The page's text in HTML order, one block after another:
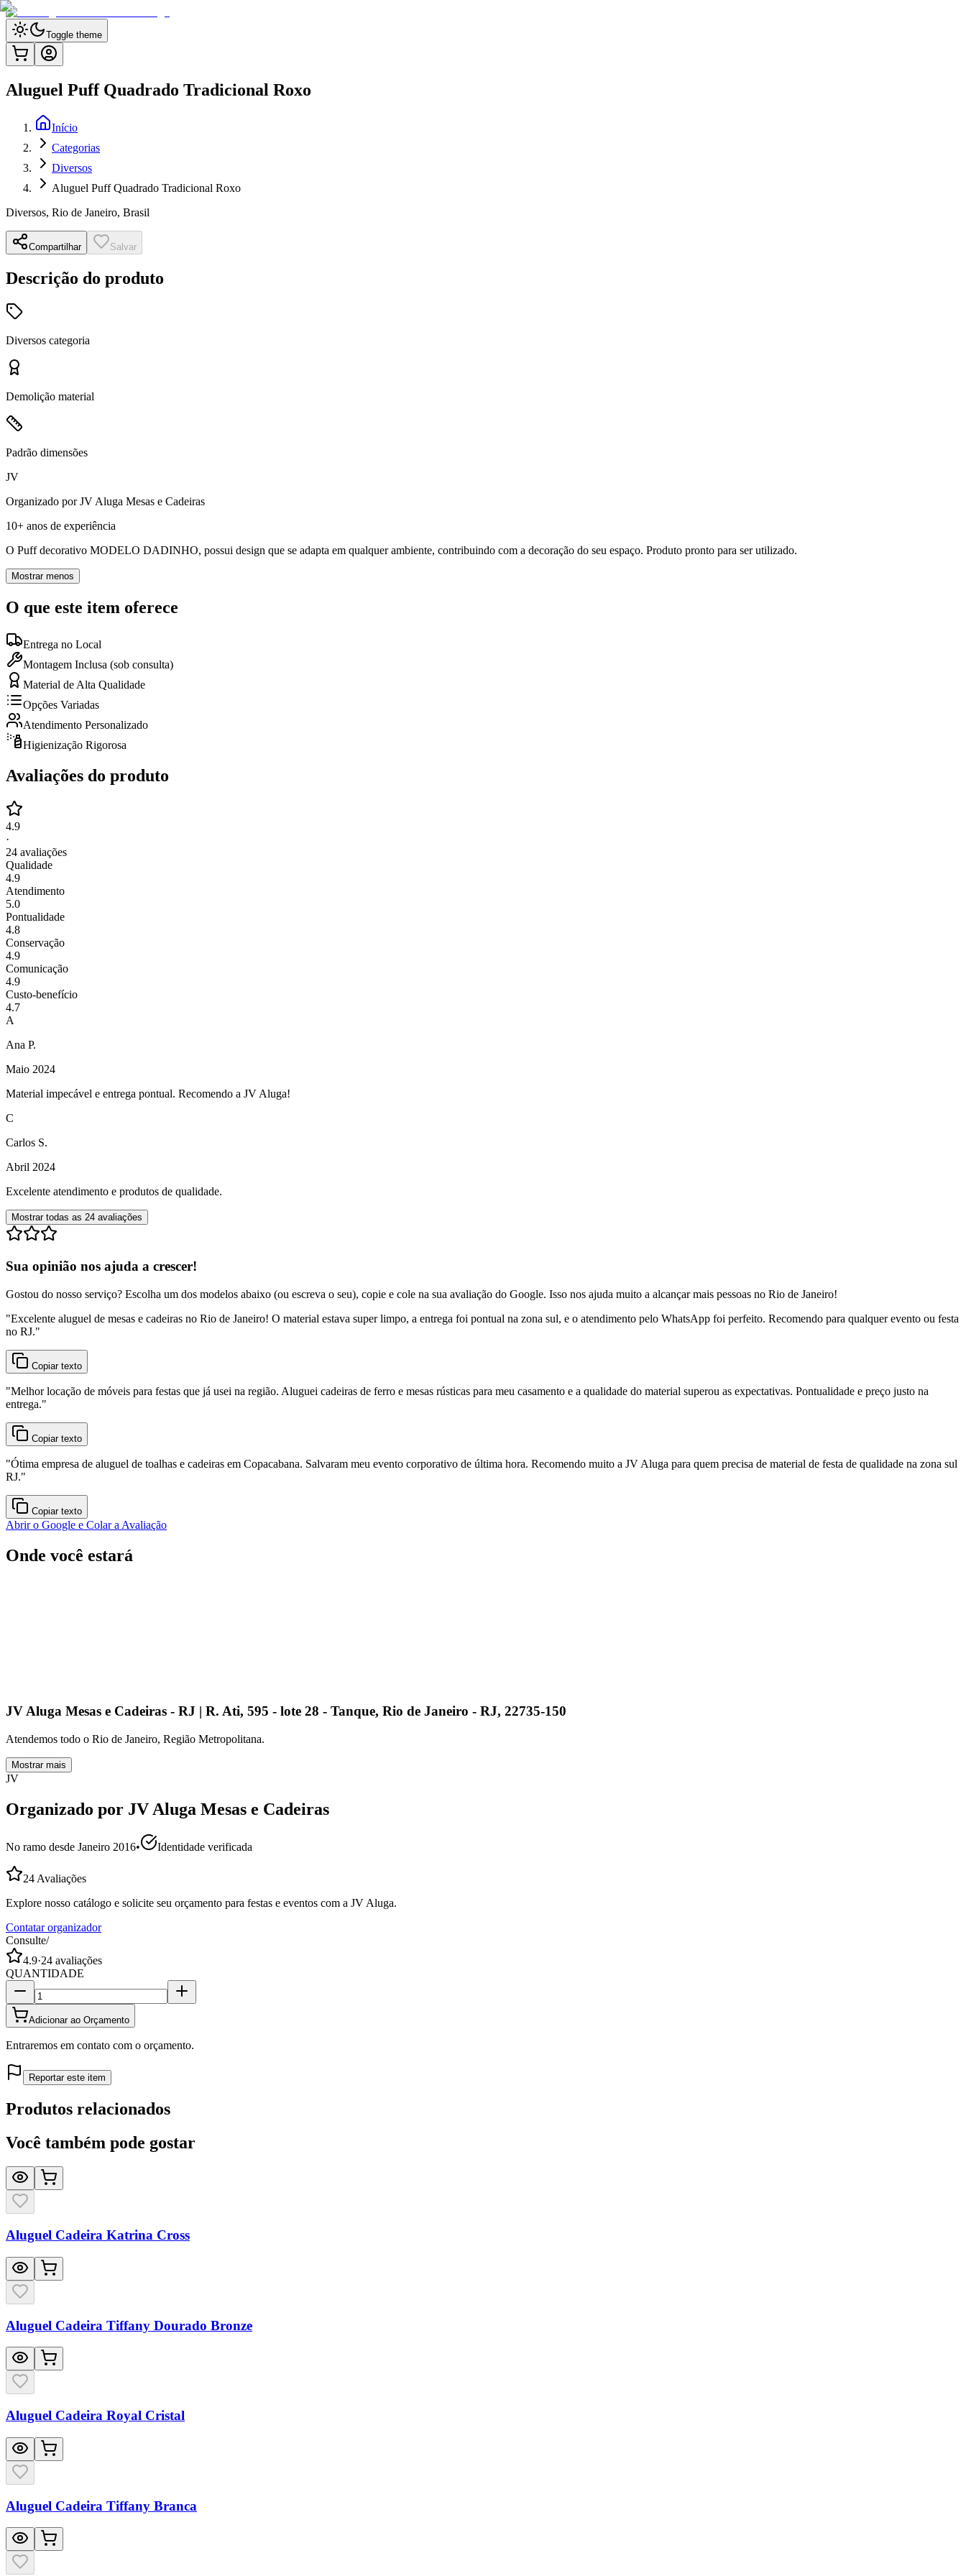
Toggle theme
Aluguel Puff Quadrado Tradicional Roxo
Início
Categorias
Diversos
Aluguel Puff Quadrado Tradicional Roxo
Diversos, Rio de Janeiro, Brasil
Compartilhar Salvar
Descrição do produto
Diversos categoria
Demolição material
Padrão dimensões
JV
Organizado porJV Aluga Mesas e Cadeiras
10+ anos de experiência
O Puff decorativo MODELO DADINHO, possui design que se adapta em qualquer ambiente, contribuindo com a decoração do seu espaço. Produto pronto para ser utilizado.
Mostrar menos
O que este item oferece
Entrega no Local
Montagem Inclusa (sob consulta)
Material de Alta Qualidade
Opções Variadas
Atendimento Personalizado
Higienização Rigorosa
Avaliações do produto
4.9
·
24 avaliações
Qualidade
4.9
Atendimento
5.0
Pontualidade
4.8
Conservação
4.9
Comunicação
4.9
Custo-benefício
4.7
A
Ana P.
Maio 2024
Material impecável e entrega pontual. Recomendo a JV Aluga!
C
Carlos S.
Abril 2024
Excelente atendimento e produtos de qualidade.
Mostrar todas as 24 avaliações
Sua opinião nos ajuda a crescer!
Gostou do nosso serviço? Escolha um dos modelos abaixo (ou escreva o seu), copie e cole na sua avaliação do Google. Isso nos ajuda muito a alcançar mais pessoas no Rio de Janeiro!
"Excelente aluguel de mesas e cadeiras no Rio de Janeiro! O material estava super limpo, a entrega foi pontual na zona sul, e o atendimento pelo WhatsApp foi perfeito. Recomendo para qualquer evento ou festa
no RJ."
Copiar texto
"Melhor locação de móveis para festas que já usei na região. Aluguei cadeiras de ferro e mesas rústicas para meu casamento e a qualidade do material superou as expectativas. Pontualidade e preço justo na
entrega."
Copiar texto
"Ótima empresa de aluguel de toalhas e cadeiras em Copacabana. Salvaram meu evento corporativo de última hora. Recomendo muito a JV Aluga para quem precisa de material de festa de qualidade na zona sul
RJ."
Copiar texto
Abrir o Google e Colar a Avaliação
Onde você estará
JV Aluga Mesas e Cadeiras - RJ | R. Ati, 595 - lote 28 - Tanque, Rio de Janeiro - RJ, 22735-150
Atendemos todo o Rio de Janeiro, Região Metropolitana.
Mostrar mais
JV
Organizado por JV Aluga Mesas e Cadeiras
No ramo desde Janeiro 2016• Identidade verificada
24 Avaliações
Explore nosso catálogo e solicite seu orçamento para festas e eventos com a JV Aluga.
Contatar organizador
Consulte/
4.9·24 avaliações
QUANTIDADE
Adicionar ao Orçamento
Entraremos em contato com o orçamento.
Reportar este item
Produtos relacionados
Você também pode gostar
Aluguel Cadeira Katrina Cross
Aluguel Cadeira Tiffany Dourado Bronze
Aluguel Cadeira Royal Cristal
Aluguel Cadeira Tiffany Branca